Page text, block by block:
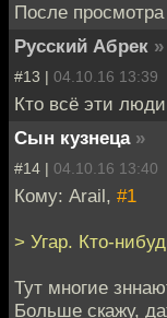
После
Русский Абрек »
#13 | 04.10.16 13:39
Кто всё эти
Сын кузнеца »
#14 | 04.10.16 13:40
Кому: Arail, #1
> Угар. Кто-
Тут многие
Больше скажу,